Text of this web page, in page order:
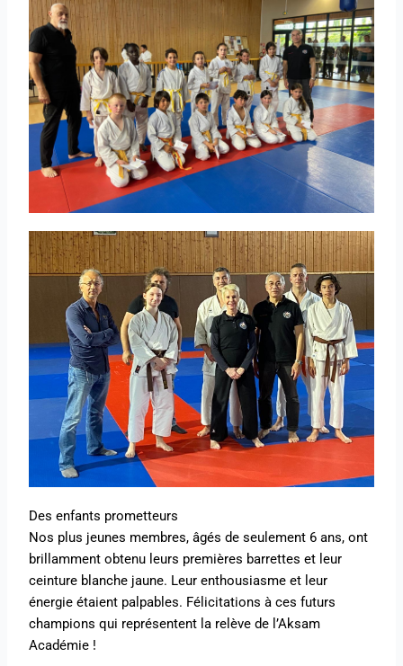
Des enfants prometteurs
Nos plus jeunes membres, âgés de seulement 6 ans, ont
brillamment obtenu leurs premières barrettes et leur
ceinture blanche jaune. Leur enthousiasme et leur
énergie étaient palpables. Félicitations à ces futurs
champions qui représentent la relève de l’Aksam
Académie !